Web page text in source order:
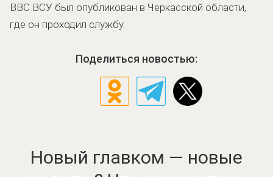
ВВС ВСУ был опубликован в Черкасской области,
где он проходил службу.
Поделиться новостью:
Новый главком — новые